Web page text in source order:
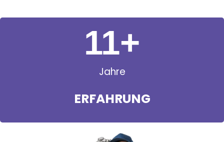
Jahre
ERFAHRUNG
11+